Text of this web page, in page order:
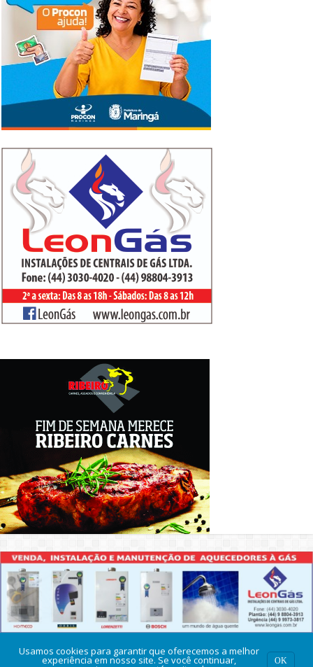
Usamos cookies para garantir que oferecemos a melhor
experiência em nosso site. Se você continuar, OK